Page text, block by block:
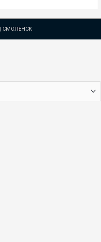
СМОЛЕНСК